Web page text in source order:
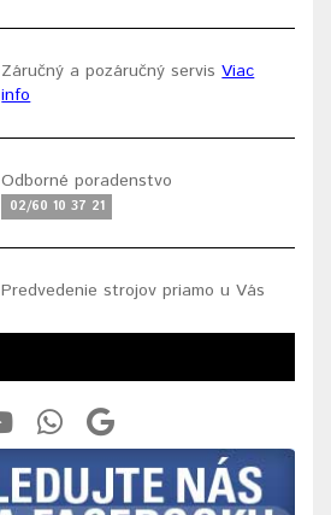
Záručný a pozáručný servisViac
info
Odborné poradenstvo
02/60 10 37 21
Predvedenie strojov priamo u Vás